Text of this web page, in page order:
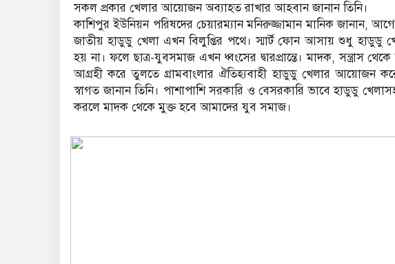
সকল প্রকার খেলার আয়োজন অব্যাহত রাখার আহবান জানান তিনি।
কাশিপুর ইউনিয়ন পরিষদের চেয়ারম্যান মনিরুজ্জামান মানিক জানান,
জাতীয় হাডুডু খেলা এখন বিলুপ্তির পথে। স্মার্ট ফোন আসায় শুধু
হয় না। ফলে ছাত্র-যুবসমাজ এখন ধ্বংসের দ্বারপ্রান্তে। মাদক, সন্ত্রাস
আগ্রহী করে তুলতে গ্রামবাংলার ঐতিহ্যবাহী হাডুডু খেলার আয়োজন
স্বাগত জানান তিনি। পাশাপাশি সরকারি ও বেসরকারি ভাবে হাডুডু
করলে মাদক থেকে মুক্ত হবে আমাদের যুব সমাজ।